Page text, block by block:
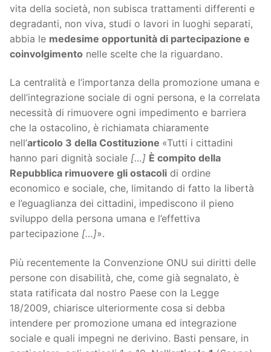
vita della società, non subisca trattamenti differenti e
degradanti, non viva, studi o lavori in luoghi separati,
abbia le medesime opportunità di partecipazione e
coinvolgimento nelle scelte che la riguardano.
La centralità e l’importanza della promozione umana e
dell’integrazione sociale di ogni persona, e la correlata
necessità di rimuovere ogni impedimento e barriera
che la ostacolino, è richiamata chiaramente
nell’articolo 3 della Costituzione «Tutti i cittadini
hanno pari dignità sociale […] È compito della
Repubblica rimuovere gli ostacoli di ordine
economico e sociale, che, limitando di fatto la libertà
e l’eguaglianza dei cittadini, impediscono il pieno
sviluppo della persona umana e l’effettiva
partecipazione […]».
Più recentemente la Convenzione ONU sui diritti delle
persone con disabilità, che, come già segnalato, è
stata ratificata dal nostro Paese con la Legge
18/2009, chiarisce ulteriormente cosa si debba
intendere per promozione umana ed integrazione
sociale e quali impegni ne derivino. Basti pensare, in